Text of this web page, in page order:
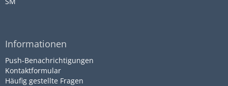
Informationen
Push-Benachrichtigungen
Kontaktformular
Häufig gestellte Fragen